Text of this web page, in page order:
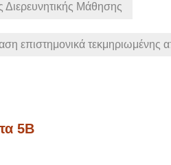
Διερευνητικής Μάθησης
επιστημονικά τεκμηριωμένης
5Β